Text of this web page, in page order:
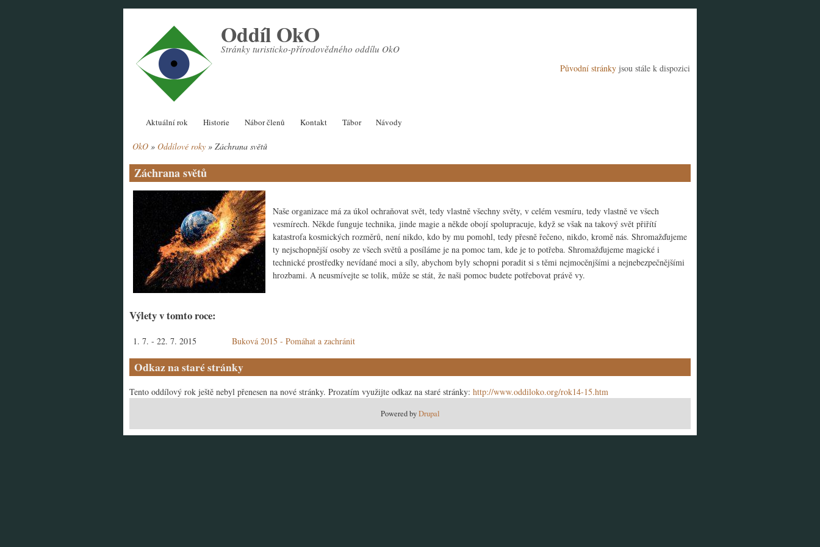
Oddíl OkO
Stránky turisticko-přírodovědného oddílu OkO
Původní stránky jsou stále k dispozici
Hlavní
Aktuální rok Historie Nábor členů Kontakt Tábor Návody
navigace
OkO Oddílové roky Záchrana světů
Záchrana světů
Naše organizace má za úkol ochraňovat svět, tedy vlastně všechny světy, v celém vesmíru, tedy vlastně ve všech
vesmírech. Někde funguje technika, jinde magie a někde obojí spolupracuje, když se však na takový svět přiřítí
katastrofa kosmických rozměrů, není nikdo, kdo by mu pomohl, tedy přesně řečeno, nikdo, kromě nás. Shromažďujeme
ty nejschopnější osoby ze všech světů a posíláme je na pomoc tam, kde je to potřeba. Shromažďujeme magické i
technické prostředky nevídané moci a síly, abychom byly schopni poradit si s těmi nejmocěnjšími a nejnebezpečnějšími
hrozbami. A neusmívejte se tolik, může se stát, že naši pomoc budete potřebovat právě vy.
Výlety v tomto roce:
1. 7. - 22. 7. 2015 Buková 2015 - Pomáhat a zachránit
Odkaz na staré stránky
Tento oddílový rok ještě nebyl přenesen na nové stránky. Prozatím využijte odkaz na staré stránky: http://www.oddiloko.org/rok14-15.htm
Powered byDrupal